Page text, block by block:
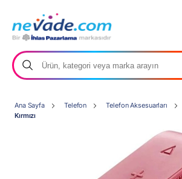
Ana Sayfa Telefon Telefon Aksesuarları
Kırmızı